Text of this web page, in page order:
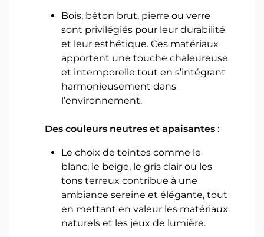
Bois, béton brut, pierre ou verre
sont privilégiés pour leur durabilité
et leur esthétique. Ces matériaux
apportent une touche chaleureuse
et intemporelle tout en s’intégrant
harmonieusement dans
l’environnement.
Des couleurs neutres et apaisantes :
Le choix de teintes comme le
blanc, le beige, le gris clair ou les
tons terreux contribue à une
ambiance sereine et élégante, tout
en mettant en valeur les matériaux
naturels et les jeux de lumière.